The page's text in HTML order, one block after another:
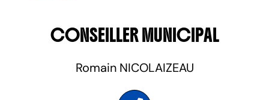
Loisirs & Découvertes
CONSEILLER MUNICIPAL
Romain NICOLAIZEAU